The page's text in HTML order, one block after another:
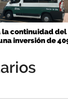
la continuidad
inversión de